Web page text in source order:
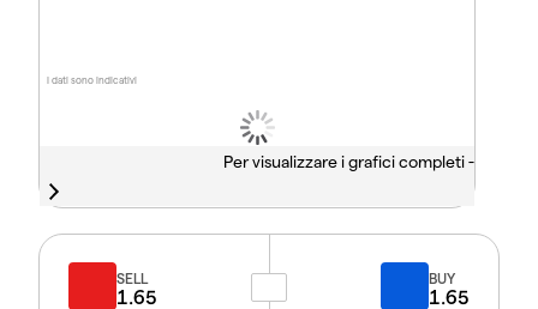
I dati sono indicativi
Per visualizzare i grafici completi -
SELL
1.65
BUY
1.65